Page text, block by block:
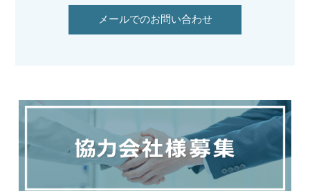
メールでのお問い合わせ